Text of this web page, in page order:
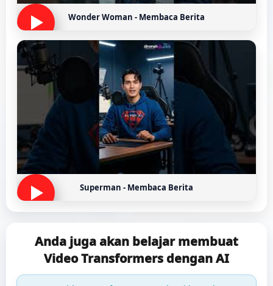
Wonder Woman - Membaca Berita
Superman - Membaca Berita
Anda juga akan belajar membuat
Video Transformers dengan AI